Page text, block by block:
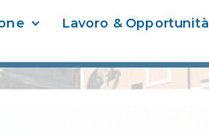
Lavoro & Opportunità